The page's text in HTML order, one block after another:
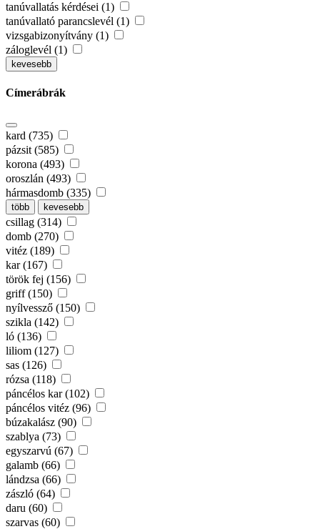
tanúvallatás kérdései (1)
tanúvallató parancslevél (1)
vizsgabizonyítvány (1)
záloglevél (1)
kevesebb
Címerábrák
kard (735)
pázsit (585)
korona (493)
oroszlán (493)
hármasdomb (335)
több kevesebb
csillag (314)
domb (270)
vitéz (189)
kar (167)
török fej (156)
griff (150)
nyílvessző (150)
szikla (142)
ló (136)
liliom (127)
sas (126)
rózsa (118)
páncélos kar (102)
páncélos vitéz (96)
búzakalász (90)
szablya (73)
egyszarvú (67)
galamb (66)
lándzsa (66)
zászló (64)
daru (60)
szarvas (60)